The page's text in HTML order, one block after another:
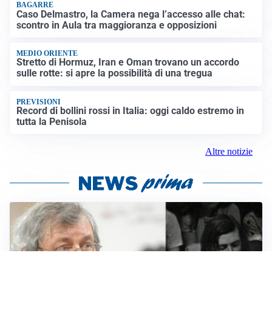
BAGARRE
Caso Delmastro, la Camera nega l’accesso alle chat:
scontro in Aula tra maggioranza e opposizioni
MEDIO ORIENTE
Stretto di Hormuz, Iran e Oman trovano un accordo
sulle rotte: si apre la possibilità di una tregua
PREVISIONI
Record di bollini rossi in Italia: oggi caldo estremo in
tutta la Penisola
Altre notizie